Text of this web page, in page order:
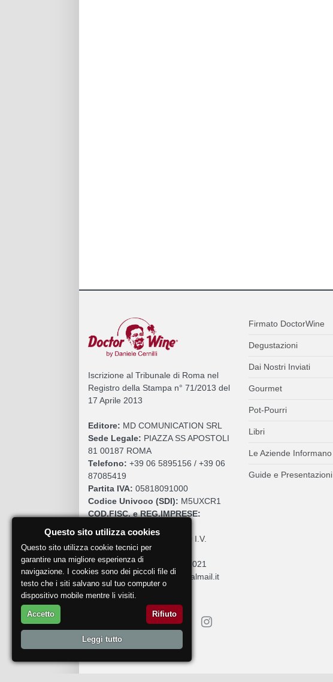
Iscrizione al Tribunale di Roma nel
Registro della Stampa n° 71/2013 del
17 Aprile 2013
Editore: MD COMUNICATION SRL
Sede Legale: PIAZZA SS APOSTOLI
81 00187 ROMA
Telefono: +39 06 5895156 / +39 06
87085419
Partita IVA: 05818091000
Codice Univoco (SDI): M5UXCR1
COD.FISC. e REG.IMPRESE:
€. 10.200,00 I.V.
REA:RM 930252
Roc:36580 del 5 maggio 2021
Pec:mdcomunication@legalmail.it
Firmato DoctorWine
Degustazioni
Dai Nostri Inviati
Gourmet
Pot-Pourri
Libri
Le Aziende Informano
Guide e Presentazioni
Questo sito utilizza cookies
Questo sito utilizza cookie tecnici per
garantire una migliore esperienza di
navigazione. I cookies sono dei piccoli file di
testo che i siti salvano sul tuo computer o
dispositivo mobile mentre li visiti.
Accetto Rifiuto
Leggi tutto